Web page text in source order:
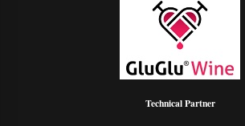
Technical Partner